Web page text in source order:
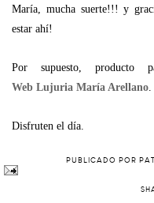
María, mucha suerte!!! y
estar ahí!
Por supuesto,
Web Lujuria María Arellano
Disfruten el día.
PUBLICADO POR